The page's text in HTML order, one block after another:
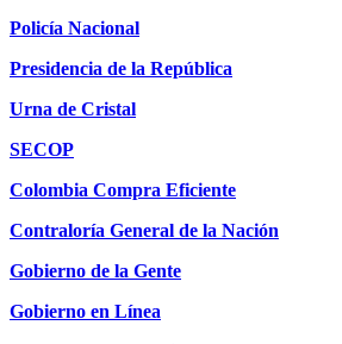
Policía Nacional
Presidencia de la República
Urna de Cristal
SECOP
Colombia Compra Eficiente
Contraloría General de la Nación
Gobierno de la Gente
Gobierno en Línea